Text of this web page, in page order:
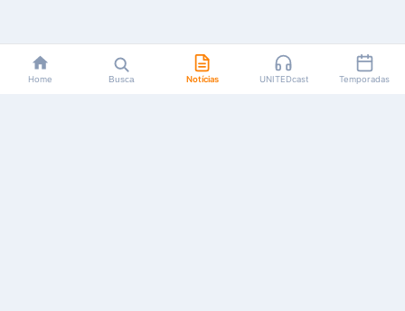
Home Busca Notícias UNITEDcast Temporadas